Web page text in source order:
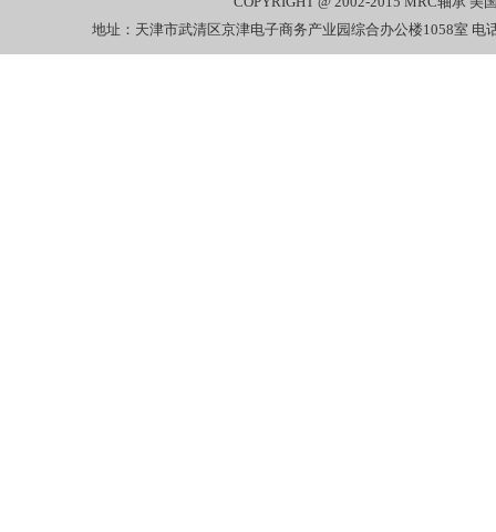
地址：天津市武清区京津电子商务产业园综合办公楼1058室 电